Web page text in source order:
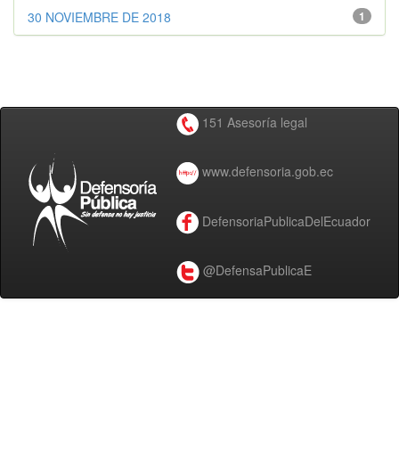
1
30 NOVIEMBRE DE 2018
151 Asesoría legal
www.defensoria.gob.ec
DefensoriaPublicaDelEcuador
@DefensaPublicaE